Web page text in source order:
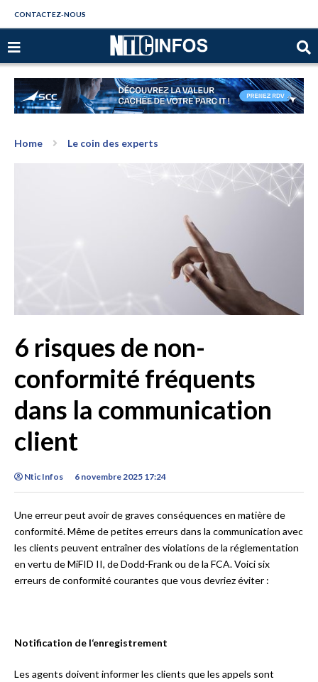
CONTACTEZ-NOUS
Home Le coin des experts
6 risques de non-
conformité fréquents
dans la communication
client
Ntic Infos 6 novembre 2025 17:24
Une erreur peut avoir de graves conséquences en matière de
conformité. Même de petites erreurs dans la communication avec
les clients peuvent entraîner des violations de la réglementation
en vertu de MiFID II, de Dodd-Frank ou de la FCA. Voici six
erreurs de conformité courantes que vous devriez éviter :
Notification de l‘enregistrement
Les agents doivent informer les clients que les appels sont